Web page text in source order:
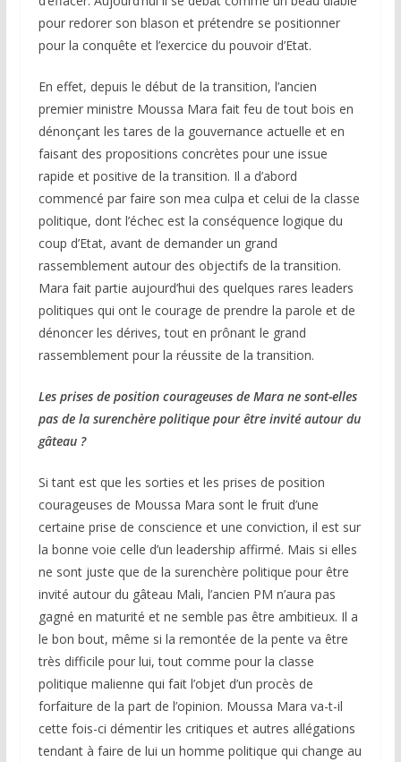
pour redorer son blason et prétendre se positionner
pour la conquête et l’exercice du pouvoir d’Etat.
En effet, depuis le début de la transition, l’ancien
premier ministre Moussa Mara fait feu de tout bois en
dénonçant les tares de la gouvernance actuelle et en
faisant des propositions concrètes pour une issue
rapide et positive de la transition. Il a d’abord
commencé par faire son mea culpa et celui de la classe
politique, dont l’échec est la conséquence logique du
coup d’Etat, avant de demander un grand
rassemblement autour des objectifs de la transition.
Mara fait partie aujourd’hui des quelques rares leaders
politiques qui ont le courage de prendre la parole et de
dénoncer les dérives, tout en prônant le grand
rassemblement pour la réussite de la transition.
Les prises de position courageuses de Mara ne sont-elles
pas de la surenchère politique pour être invité autour du
gâteau ?
Si tant est que les sorties et les prises de position
courageuses de Moussa Mara sont le fruit d’une
certaine prise de conscience et une conviction, il est sur
la bonne voie celle d’un leadership affirmé. Mais si elles
ne sont juste que de la surenchère politique pour être
invité autour du gâteau Mali, l’ancien PM n’aura pas
gagné en maturité et ne semble pas être ambitieux. Il a
le bon bout, même si la remontée de la pente va être
très difficile pour lui, tout comme pour la classe
politique malienne qui fait l’objet d’un procès de
forfaiture de la part de l’opinion. Moussa Mara va-t-il
cette fois-ci démentir les critiques et autres allégations
tendant à faire de lui un homme politique qui change au